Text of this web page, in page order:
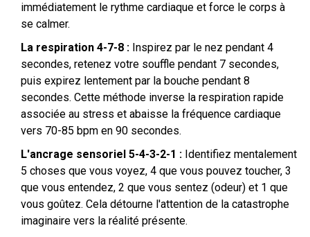
immédiatement le rythme cardiaque et force le corps à
se calmer.
La respiration 4-7-8 : Inspirez par le nez pendant 4
secondes, retenez votre souffle pendant 7 secondes,
puis expirez lentement par la bouche pendant 8
secondes. Cette méthode inverse la respiration rapide
associée au stress et abaisse la fréquence cardiaque
vers 70-85 bpm en 90 secondes.
L'ancrage sensoriel 5-4-3-2-1 : Identifiez mentalement
5 choses que vous voyez, 4 que vous pouvez toucher, 3
que vous entendez, 2 que vous sentez (odeur) et 1 que
vous goûtez. Cela détourne l'attention de la catastrophe
imaginaire vers la réalité présente.